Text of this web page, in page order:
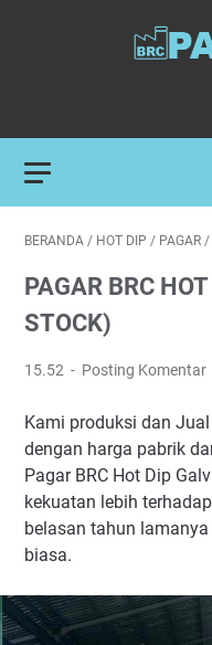
BERANDA / HOT DIP / PAGAR /
PAGAR BRC
STOCK)
15.52 Posting Komentar
Kami produksi dan
dengan harga pabrik
Pagar BRC Hot Dip
kekuatan lebih
belasan tahun
biasa.